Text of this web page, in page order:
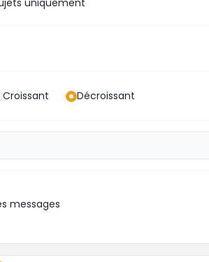
uniquement
Croissant Décroissant
messages